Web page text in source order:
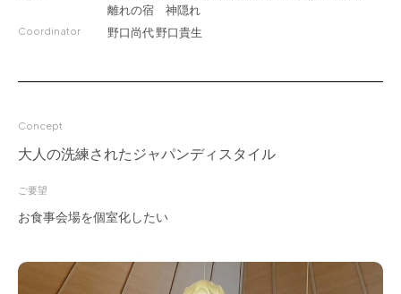
About us
Recruit
Contact
離れの宿 神隠れ
Coordinator 野口尚代野口貴生
Concept
大人の洗練されたジャパンディスタイル
ご要望
お食事会場を個室化したい